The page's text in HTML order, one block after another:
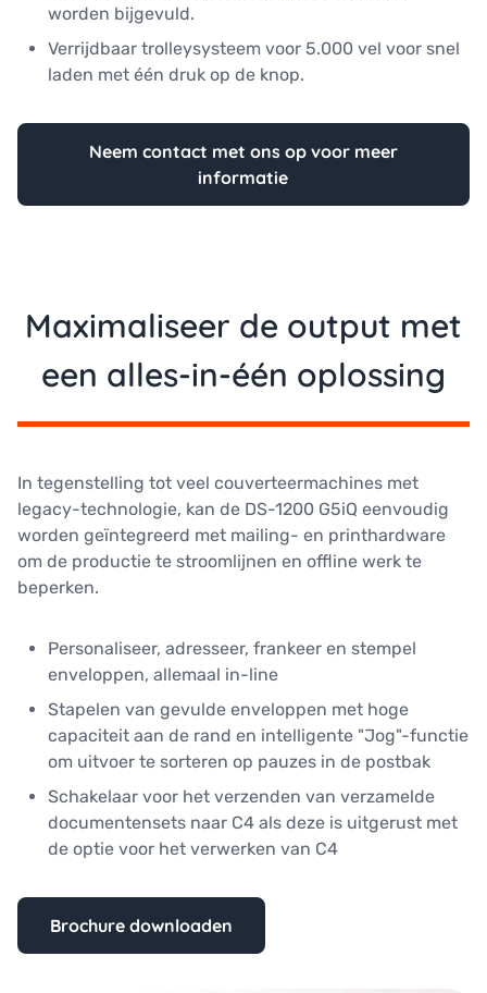
worden bijgevuld.
Verrijdbaar trolleysysteem voor 5.000 vel voor snel
laden met één druk op de knop.
Neem contact met ons op voor meer
informatie
Maximaliseer de output met
een alles-in-één oplossing
In tegenstelling tot veel couverteermachines met
legacy-technologie, kan de DS-1200 G5iQ eenvoudig
worden geïntegreerd met mailing- en printhardware
om de productie te stroomlijnen en offline werk te
beperken.
Personaliseer, adresseer, frankeer en stempel
enveloppen, allemaal in-line
Stapelen van gevulde enveloppen met hoge
capaciteit aan de rand en intelligente "Jog"-functie
om uitvoer te sorteren op pauzes in de postbak
Schakelaar voor het verzenden van verzamelde
documentensets naar C4 als deze is uitgerust met
de optie voor het verwerken van C4
Brochure downloaden